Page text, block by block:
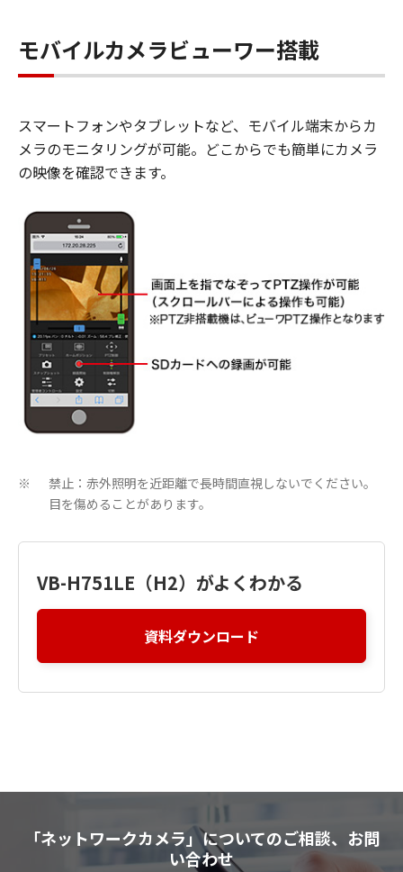
モバイルカメラビューワー搭載
スマートフォンやタブレットなど、モバイル端末からカ
メラのモニタリングが可能。どこからでも簡単にカメラ
の映像を確認できます。
※
禁止：赤外照明を近距離で長時間直視しないでください。
目を傷めることがあります。
VB-H751LE（H2）がよくわかる
資料ダウンロード
「ネットワークカメラ」についてのご相談、お問
い合わせ